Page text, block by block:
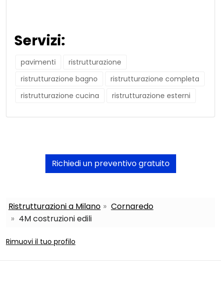
Servizi:
pavimenti
ristrutturazione
ristrutturazione bagno
ristrutturazione completa
ristrutturazione cucina
ristrutturazione esterni
Richiedi un preventivo gratuito
Ristrutturazioni a Milano
Cornaredo
4M costruzioni edili
Rimuovi il tuo profilo